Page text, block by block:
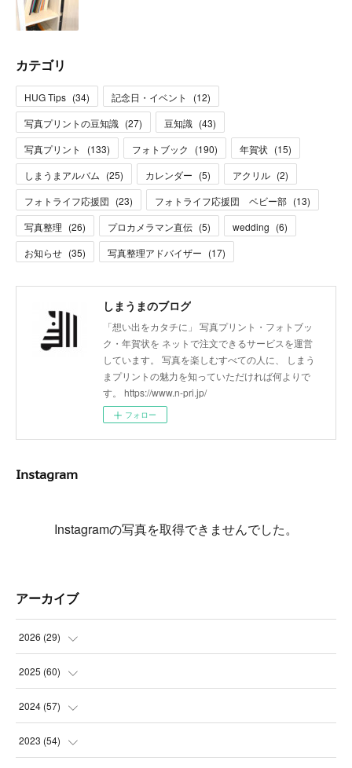
カテゴリ
HUG Tips (34) 記念日・イベント (12)
写真プリントの豆知識 (27) 豆知識 (43)
写真プリント
(133) フォトブック (190) 年賀状 (15)
しまうまアルバム (25) カレンダー (5) アクリル (2)
フォトライフ応援団 (23) フォトライフ応援団 ベビー部 (13)
写真整理 (26) プロカメラマン直伝 (5) wedding (6)
お知らせ (35) 写真整理アドバイザー (17)
しまうまのブログ
「想い出をカタチに」 写真プリント・フォトブッ
ク・年賀状を ネットで注文できるサービスを運営
しています。 写真を楽しむすべての人に、 しまう
まプリントの魅力を知っていただければ何よりで
す。 https://www.n-pri.jp/
フォロー
Instagram
Instagramの写真を取得できませんでした。
アーカイブ
2026 (29)
(5
(3
(7
2025 (60)
(3
(3
2024 (57)
(4
2023 (54)